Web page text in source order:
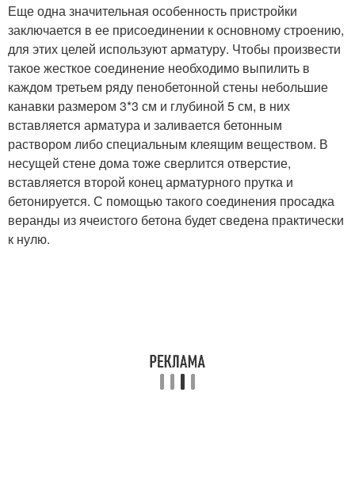
Еще одна значительная особенность пристройки
заключается в ее присоединении к основному строению,
для этих целей используют арматуру. Чтобы произвести
такое жесткое соединение необходимо выпилить в
каждом третьем ряду пенобетонной стены небольшие
канавки размером 3*3 см и глубиной 5 см, в них
вставляется арматура и заливается бетонным
раствором либо специальным клеящим веществом. В
несущей стене дома тоже сверлится отверстие,
вставляется второй конец арматурного прутка и
бетонируется. С помощью такого соединения просадка
веранды из ячеистого бетона будет сведена практически
к нулю.